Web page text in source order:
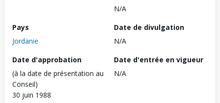
N/A
Pays
Jordanie
Date de divulgation
N/A
Date d'approbation
(à la date de présentation au
Conseil)
30 juin 1988
Date d'entrée en vigueur
N/A